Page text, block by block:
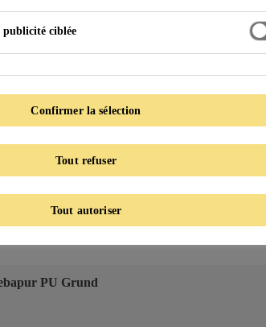
rouge
une meilleure reconnaissance des surfaces
Klebapox Epobloc & Klebapur PU Grund
Dokumente
PU Grund
publicité ciblée
Confirmer la sélection
Tout refuser
Tout autoriser